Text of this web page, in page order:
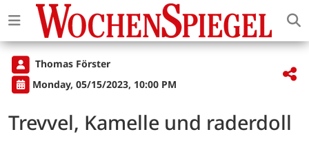
Thomas Förster
Monday, 05/15/2023, 10:00 PM
Trevvel, Kamelle und raderdoll